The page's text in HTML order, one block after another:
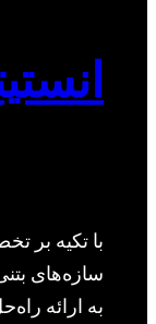
با تکیه بر
سازه‌های
به ارائه